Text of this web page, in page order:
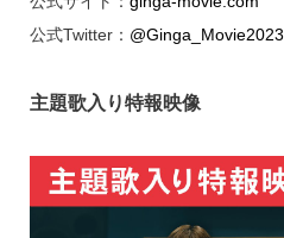
公式Twitter： @Ginga_Movie2023
主題歌入り特報映像